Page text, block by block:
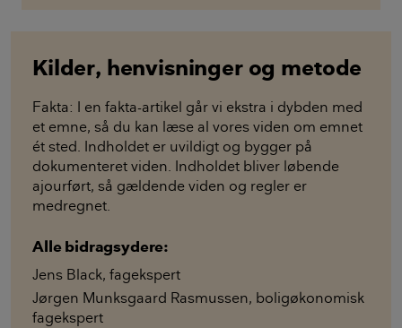
Kilder, henvisninger og metode
Fakta: I en fakta-artikel går vi ekstra i dybden med
et emne, så du kan læse al vores viden om emnet
ét sted. Indholdet er uvildigt og bygger på
dokumenteret viden. Indholdet bliver løbende
ajourført, så gældende viden og regler er
medregnet.
Alle bidragsydere:
Jens Black, fagekspert
Jørgen Munksgaard Rasmussen, boligøkonomisk
fagekspert